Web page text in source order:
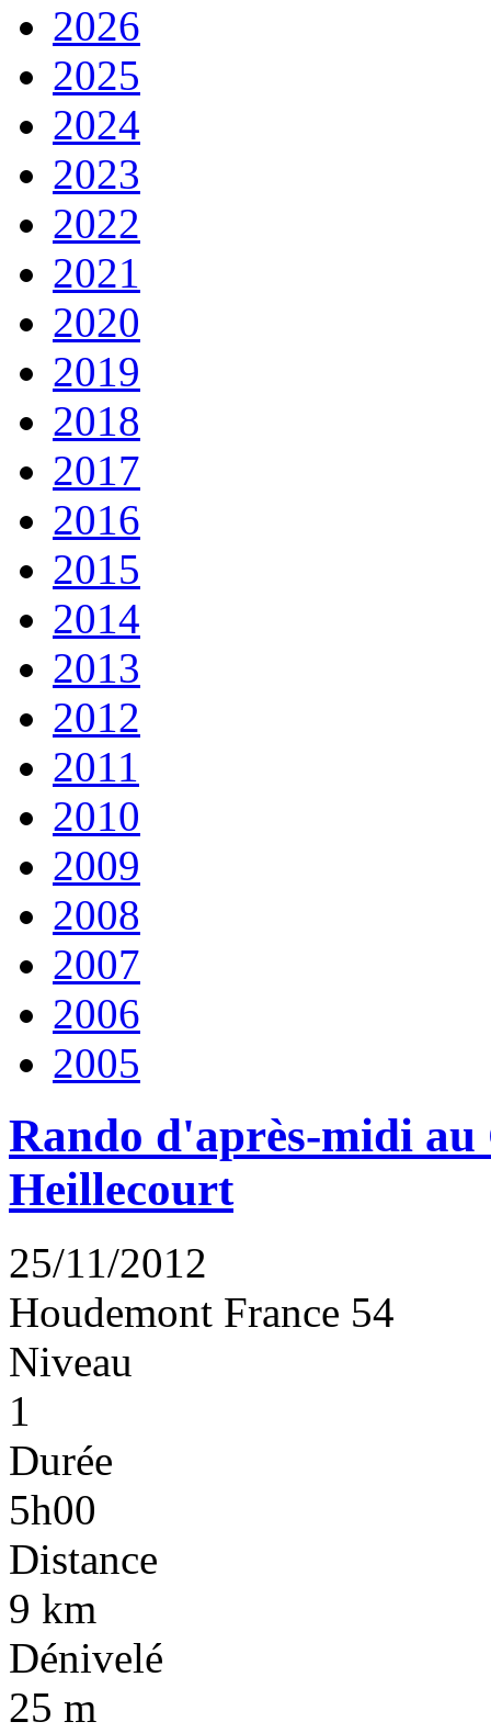
2026
2025
2024
2023
2022
2021
2020
2019
2018
2017
2016
2015
2014
2013
2012
2011
2010
2009
2008
2007
2006
2005
Rando d'après-midi
Heillecourt
25/11/2012
Houdemont France 54
Niveau
1
Durée
5h00
Distance
9 km
Dénivelé
25 m